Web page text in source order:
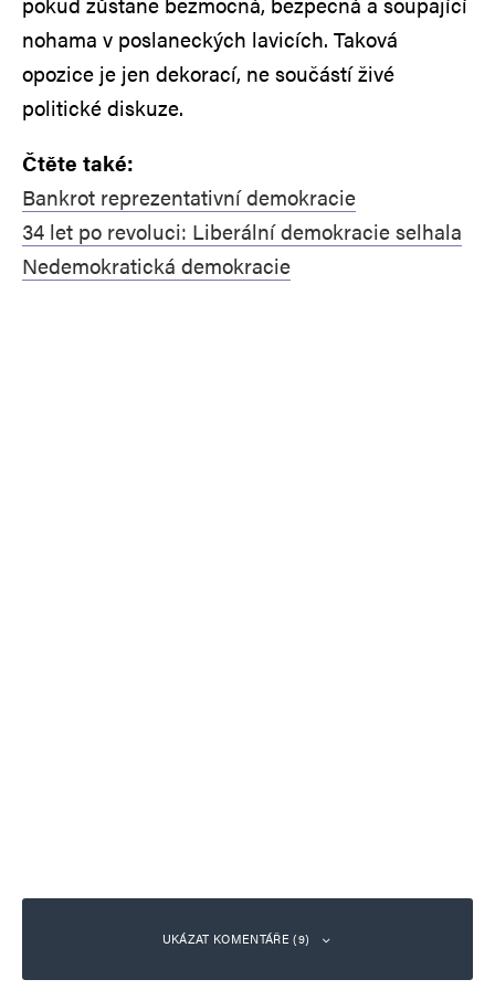
nohama v poslaneckých lavicích. Taková
opozice je jen dekorací, ne součástí živé
politické diskuze.
Čtěte také:
Bankrot reprezentativní demokracie
34 let po revoluci: Liberální demokracie selhala
Nedemokratická demokracie
UKÁZAT KOMENTÁŘE (9)